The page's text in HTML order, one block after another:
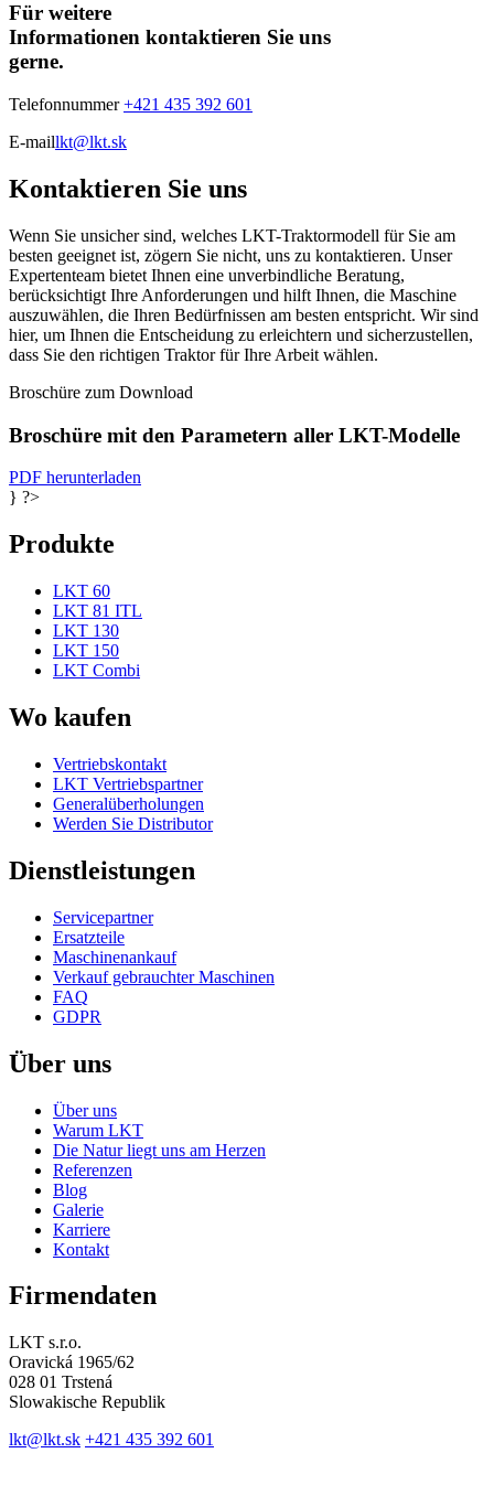
Für weitere
Informationen kontaktieren Sie uns
gerne.
Telefonnummer+421 435 392 601
E-maillkt@lkt.sk
Kontaktieren Sie uns
Wenn Sie unsicher sind, welches LKT-Traktormodell für Sie am
besten geeignet ist, zögern Sie nicht, uns zu kontaktieren. Unser
Expertenteam bietet Ihnen eine unverbindliche Beratung,
berücksichtigt Ihre Anforderungen und hilft Ihnen, die Maschine
auszuwählen, die Ihren Bedürfnissen am besten entspricht. Wir sind
hier, um Ihnen die Entscheidung zu erleichtern und sicherzustellen,
dass Sie den richtigen Traktor für Ihre Arbeit wählen.
Broschüre zum Download
Broschüre mit den Parametern aller LKT-Modelle
PDF herunterladen
} ?>
Produkte
LKT 60
LKT 81 ITL
LKT 130
LKT 150
LKT Combi
Wo kaufen
Vertriebskontakt
LKT Vertriebspartner
Generalüberholungen
Werden Sie Distributor
Dienstleistungen
Servicepartner
Ersatzteile
Maschinenankauf
Verkauf gebrauchter Maschinen
FAQ
GDPR
Über uns
Über uns
Warum LKT
Die Natur liegt uns am Herzen
Referenzen
Blog
Galerie
Karriere
Kontakt
Firmendaten
LKT s.r.o.
Oravická 1965/62
028 01 Trstená
Slowakische Republik
lkt@lkt.sk +421 435 392 601